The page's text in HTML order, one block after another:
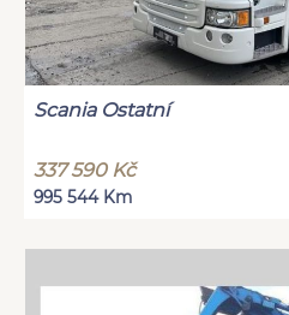
Scania Ostatní
337 590 Kč
995 544 Km